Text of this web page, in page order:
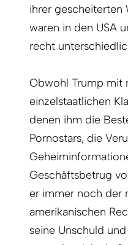
ihrer gescheiterten
waren in den USA
recht
Obwohl Trump mit
einzelstaatlichen
denen ihm die
Pornostars, die
Geschäftsbetrug
er immer noch der
amerikanischen
seine Unschuld